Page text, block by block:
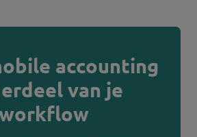
accounting
van je